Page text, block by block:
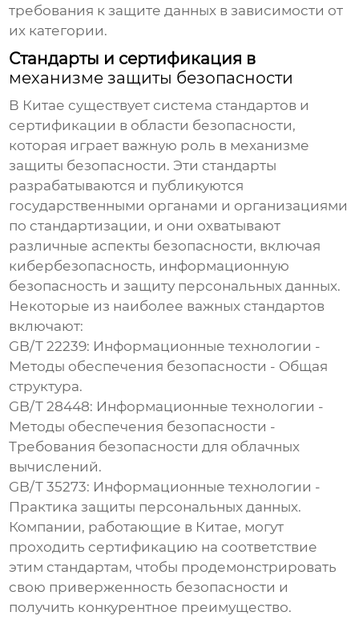
требования к защите данных в зависимости от
их категории.
Стандарты и сертификация в
механизме защиты безопасности
В Китае существует система стандартов и
сертификации в области безопасности,
которая играет важную роль в механизме
защиты безопасности. Эти стандарты
разрабатываются и публикуются
государственными органами и организациями
по стандартизации, и они охватывают
различные аспекты безопасности, включая
кибербезопасность, информационную
безопасность и защиту персональных данных.
Некоторые из наиболее важных стандартов
включают:
GB/T 22239: Информационные технологии -
Методы обеспечения безопасности - Общая
структура.
GB/T 28448: Информационные технологии -
Методы обеспечения безопасности -
Требования безопасности для облачных
вычислений.
GB/T 35273: Информационные технологии -
Практика защиты персональных данных.
Компании, работающие в Китае, могут
проходить сертификацию на соответствие
этим стандартам, чтобы продемонстрировать
свою приверженность безопасности и
получить конкурентное преимущество.